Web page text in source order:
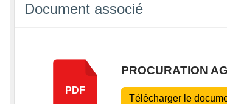
Document associé
PDF
PROCURATION AG
Télécharger le